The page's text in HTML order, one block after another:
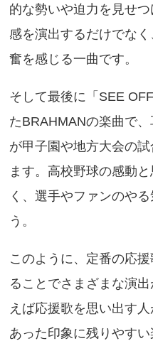
的な勢いや迫力を見せ
感を演出するだけでな
奮を感じる一曲です。
そして最後に「SEE
たBRAHMANの楽曲で
が甲子園や地方大会の
ます。高校野球の感動
く、選手やファンのや
う。
このように、定番の応
ることでさまざまな演
えば応援歌を思い出す
あった印象に残りやす